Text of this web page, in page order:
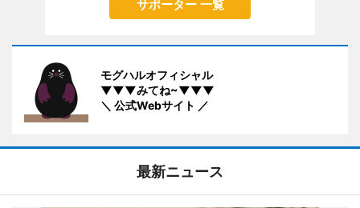
サポーター 一覧
モグハルオフィシャル
▼▼▼みてね~▼▼▼
＼ 公式Webサイト ／
最新ニュース